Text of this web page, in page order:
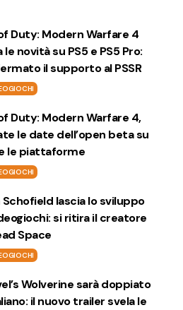
Duty: Modern Warfare 4
le novità su PS5 e PS5 Pro:
il supporto al PSSR
Duty: Modern Warfare 4,
le date dell’open beta su
le piattaforme
Schofield lascia lo sviluppo
si ritira il creatore
Space
Wolverine sarà doppiato
il nuovo trailer svela le